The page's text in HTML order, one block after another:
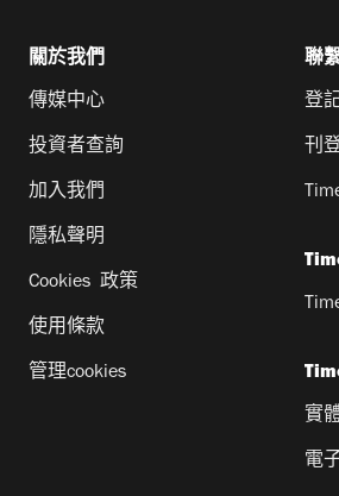
關於我們
傳媒中心
投資者查詢
加入我們
隱私聲明
Cookies 政策
使用條款
管理cookies
聯
登
刊
實
電